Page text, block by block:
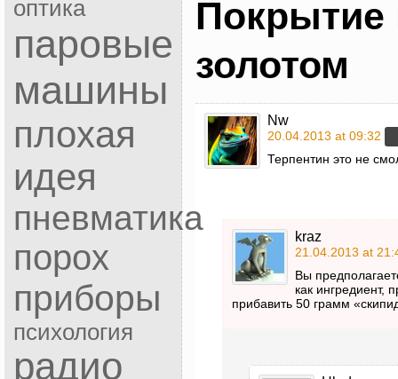
оптика
паровые
машины
плохая
идея
пневматика
порох
приборы
психология
радио
Покрытие
золотом
Nw
20.04.2013 at 09:32
Терпентин это не
kraz
21.04.2013 at
Вы
как ингредиент,
прибавить 50 грамм